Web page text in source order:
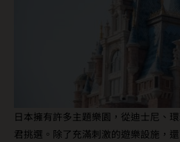
日本擁有許多主題樂園，從迪士尼、
君挑選。除了充滿刺激的遊樂設施，